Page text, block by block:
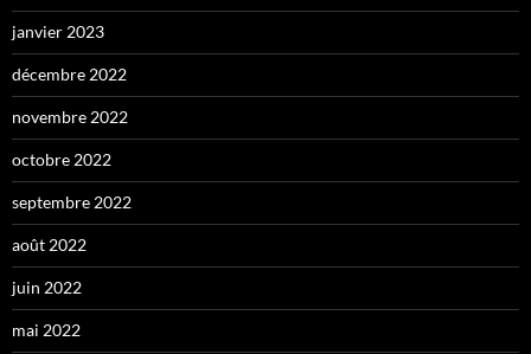
janvier 2023
décembre 2022
novembre 2022
octobre 2022
septembre 2022
août 2022
juin 2022
mai 2022